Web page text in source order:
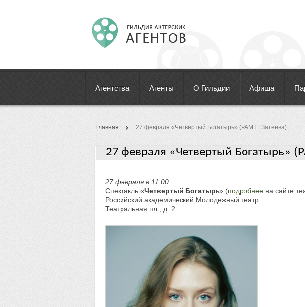
Агентства Агенты О Гильдии Афиша
Главная 27 февраля «Четвертый Богатырь» (РАМТ | Затеева)
27 февраля «Четвертый Богатырь»
27 февраля в 11:00
Спектакль «Четвертый Богатырь» (подробнее на сайте
Российский академический Молодежный театр
Театральная пл., д. 2